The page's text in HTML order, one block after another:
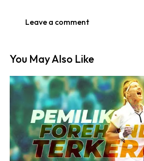
You May Also Like